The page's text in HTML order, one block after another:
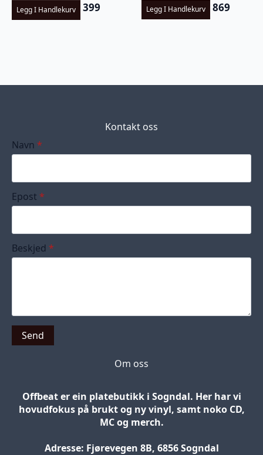
Legg I Handlekurv 399 Legg I Handlekurv 869
Kontakt oss
Navn *
Epost *
Beskjed *
Send
Om oss
Offbeat er ein platebutikk i Sogndal. Her har vi
hovudfokus på brukt og ny vinyl, samt noko CD,
MC og merch.
Adresse: Fjørevegen 8B, 6856 Sogndal